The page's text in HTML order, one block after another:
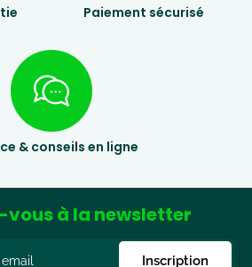
Paiement sécurisé
& conseils en ligne
à la newsletter
Inscription